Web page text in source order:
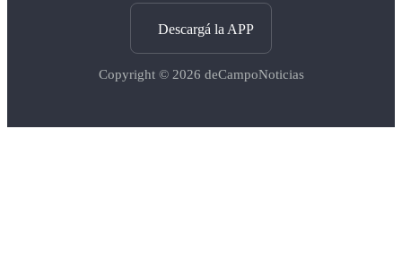
Descargá la APP
Copyright © 2026 deCampoNoticias